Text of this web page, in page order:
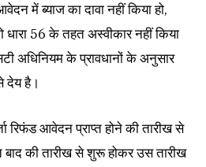
में ब्याज का दावा नहीं किया हो,
56 के तहत अस्वीकार नहीं किया
अधिनियम के प्रावधानों के अनुसार
देय है।
रिफंड आवेदन प्राप्त होने की तारीख से
बाद की तारीख से शुरू होकर उस तारीख